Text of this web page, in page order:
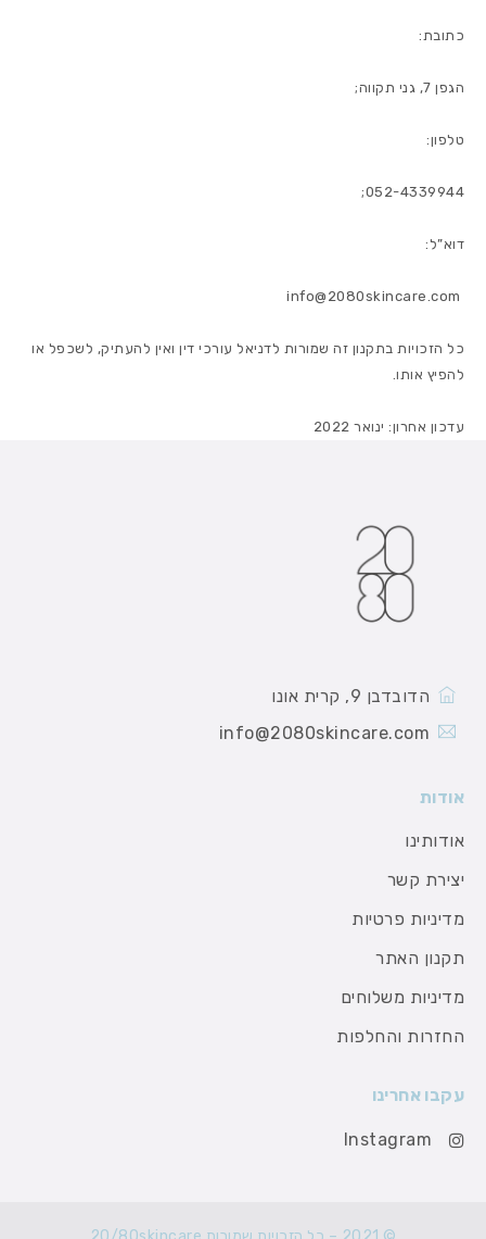
כתובת:
הגפן 7, גני תקווה;
טלפון:
052-4339944;
דוא”ל:
info@2080skincare.com
כל הזכויות בתקנון זה שמורות לדניאל עורכי דין ואין להעתיק, לשכפל או
להפיץ אותו.
עדכון אחרון: ינואר 2022
הדובדבן 9, קרית אונו
info@2080skincare.com
אודות
אודותינו
יצירת קשר
מדיניות פרטיות
תקנון האתר
מדיניות משלוחים
החזרות והחלפות
עקבו אחרינו
Instagram